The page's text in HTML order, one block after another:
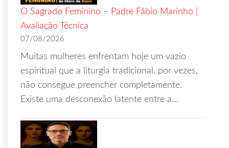
O Sagrado Feminino – Padre Fábio Marinho |
Avaliação Técnica
07/08/2026
Muitas mulheres enfrentam hoje um vazio
espiritual que a liturgia tradicional, por vezes,
não consegue preencher completamente.
Existe uma desconexão latente entre a…